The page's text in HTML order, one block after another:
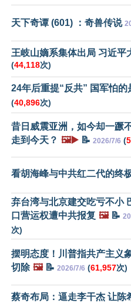
天下奇谭 (601) ：奇兽传说
王岐山嫡系集体出局 习近平
(44,118次)
24年后重提“反共” 国军怕的
(40,896次)
昔日威震亚洲，如今却一蹶
走到今天？ 🖼️▶️ 📝 2026/7/6 (
看胡海峰与中共红二代的终
弃台湾与北京建交吃亏不小
口营运权遭中共报复 🖼️📝
次)
摆明态度！川普指共产主义
切除 🖼️📝 2026/7/6 (61,957次)
蔡奇布局：逼走李干杰 让陈